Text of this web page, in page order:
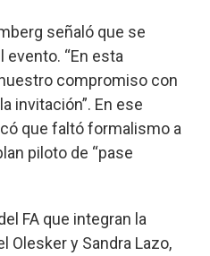
señaló que se
evento. “En esta
compromiso con
invitación”. En ese
que faltó formalismo a
piloto de “pase
FA que integran la
Olesker y Sandra Lazo,